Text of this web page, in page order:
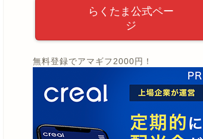
らくたま公式ペー
ジ
無料登録でアマギフ2000円！